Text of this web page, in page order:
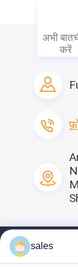
अभी
करें
sales